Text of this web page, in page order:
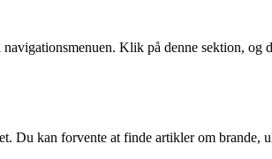
Klik på denne sektion, og
Du kan forvente at finde artikler om brande,